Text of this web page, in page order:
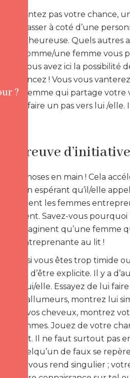
?
ne tentez pas votre chance,
de passer à coté d’une
rendre heureuse. Quels
homme/une femme
? Vous avez ici la
foncez ! Vous vous
la femme qui partage votre
à faire un pas vers lui /
preuve d’initiative
les choses en main ! Cela
en espérant qu’il/elle
aiment les femmes
Savez-vous
s’imaginent qu’une
entreprenante au lit !
que si vous êtes trop timide
d’être explicite. Il y a
pour lui/elle. Essayez de lui
allumeurs, montrez lui
avec vos cheveux, montrez
les hommes. Jouez de votre
Il ne faut surtout pas
Quelqu’un de faux se
ce qui vous rend singulier ;